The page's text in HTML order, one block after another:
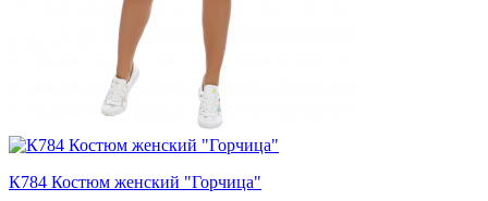
К784 Костюм женский "Горчица"